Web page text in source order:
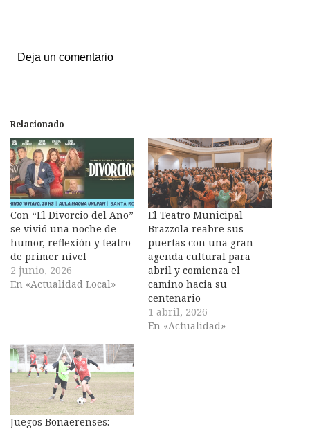
Deja un comentario
Relacionado
Con “El Divorcio del Año”
se vivió una noche de
humor, reflexión y teatro
de primer nivel
2 junio, 2026
En «Actualidad Local»
El Teatro Municipal
Brazzola reabre sus
puertas con una gran
agenda cultural para
abril y comienza el
camino hacia su
centenario
1 abril, 2026
En «Actualidad»
Juegos Bonaerenses: